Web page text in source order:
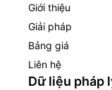
Giới thiệu
Giải pháp
Bảng giá
Liên hệ
Dữ liệu pháp